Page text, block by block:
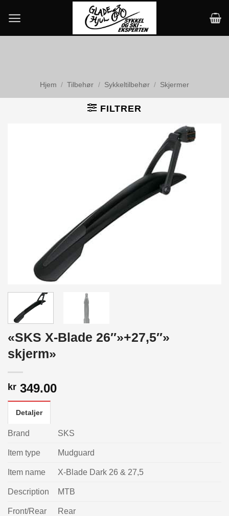
content
Hjem / Tilbehør / Sykkeltilbehør / Skjermer
FILTRER
«SKS X-Blade 26″»+27,5″»
skjerm»
kr 349.00
Detaljer
Brand SKS
Item type Mudguard
Item name X-Blade Dark 26 & 27,5
Description MTB
Front/Rear Rear